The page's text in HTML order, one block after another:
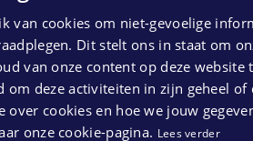
van cookies om niet-gevoelige
Dit stelt ons in staat om
van onze content op deze website
om deze activiteiten in zijn geheel of
cookies en hoe we jouw
onze cookie-pagina. Lees verder